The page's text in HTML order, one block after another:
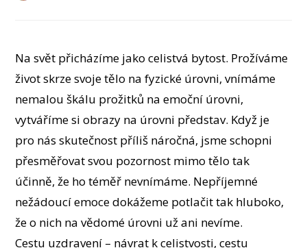
Na svět přicházíme jako celistvá bytost. Prožíváme
život skrze svoje tělo na fyzické úrovni, vnímáme
nemalou škálu prožitků na emoční úrovni,
vytváříme si obrazy na úrovni představ. Když je
pro nás skutečnost příliš náročná, jsme schopni
přesměřovat svou pozornost mimo tělo tak
účinně, že ho téměř nevnímáme. Nepříjemné
nežádoucí emoce dokážeme potlačit tak hluboko,
že o nich na vědomé úrovni už ani nevíme.
Cestu uzdravení – návrat k celistvosti, cestu